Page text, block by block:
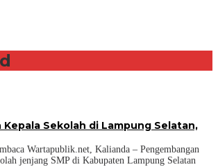
Kepala Sekolah di Lampung Selatan,
Wartapublik.net, Kalianda – Pengembangan
jenjang SMP di Kabupaten Lampung Selatan